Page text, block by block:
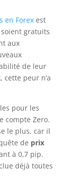
en Forexest
gratuits
aux
de leur
, cette peur n’a
pour les
compte Zero.
le plus, car il
de prix
à 0,7 pip.
déjà toutes